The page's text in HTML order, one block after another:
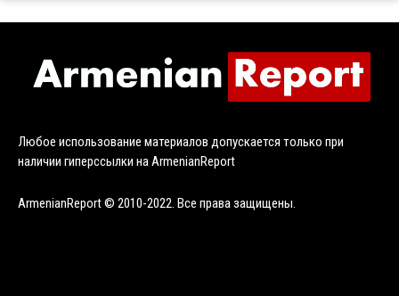
Любое использование материалов допускается только при
наличии гиперссылки на ArmenianReport
ArmenianReport © 2010-2022. Все права защищены.